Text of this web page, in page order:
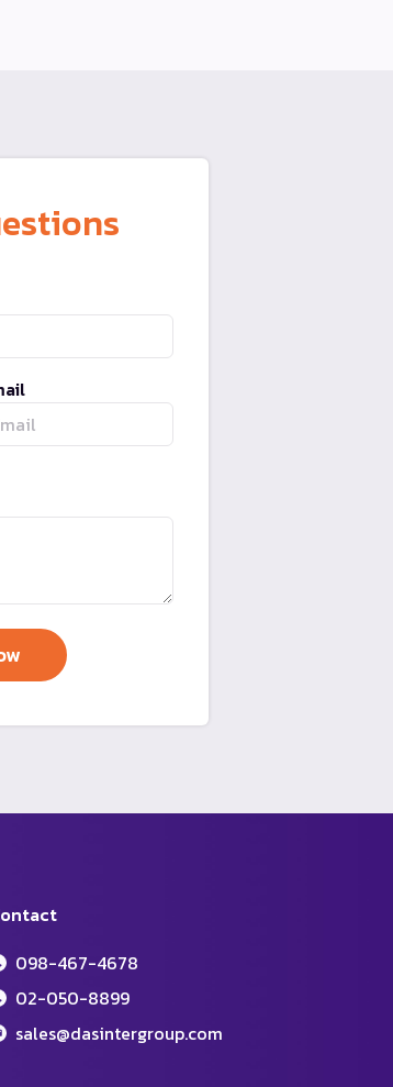
098-467-4678
02-050-8899
sales@dasintergroup.com